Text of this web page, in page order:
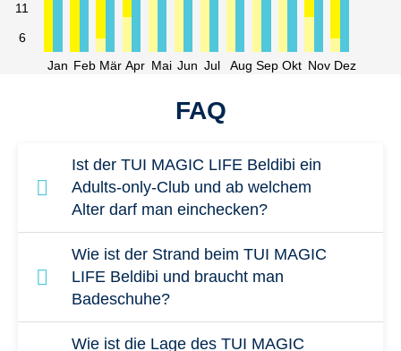
11
6
Jan Feb Mär Apr Mai Jun Jul Aug Sep Okt Nov Dez
FAQ
Ist der TUI MAGIC LIFE Beldibi ein
Adults-only-Club und ab welchem
Alter darf man einchecken?
Der TUI MAGIC LIFE Beldibi ist ein Adults-
only-Club und kann nur von Gästen ab 16
Jahren gebucht werden. Dadurch richtet sich
Wie ist der Strand beim TUI MAGIC
LIFE Beldibi und braucht man
Badeschuhe?
Der TUI MAGIC LIFE Beldibi liegt direkt am
Wie ist die Lage des TUI MAGIC